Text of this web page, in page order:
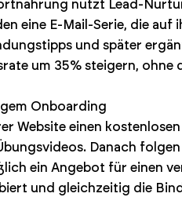
nutzt Lead-
eine E-Mail-Serie, die
und später
um 35% steigern, ohne
Onboarding
Website einen
Danach
ein Angebot für einen
und gleichzeitig die